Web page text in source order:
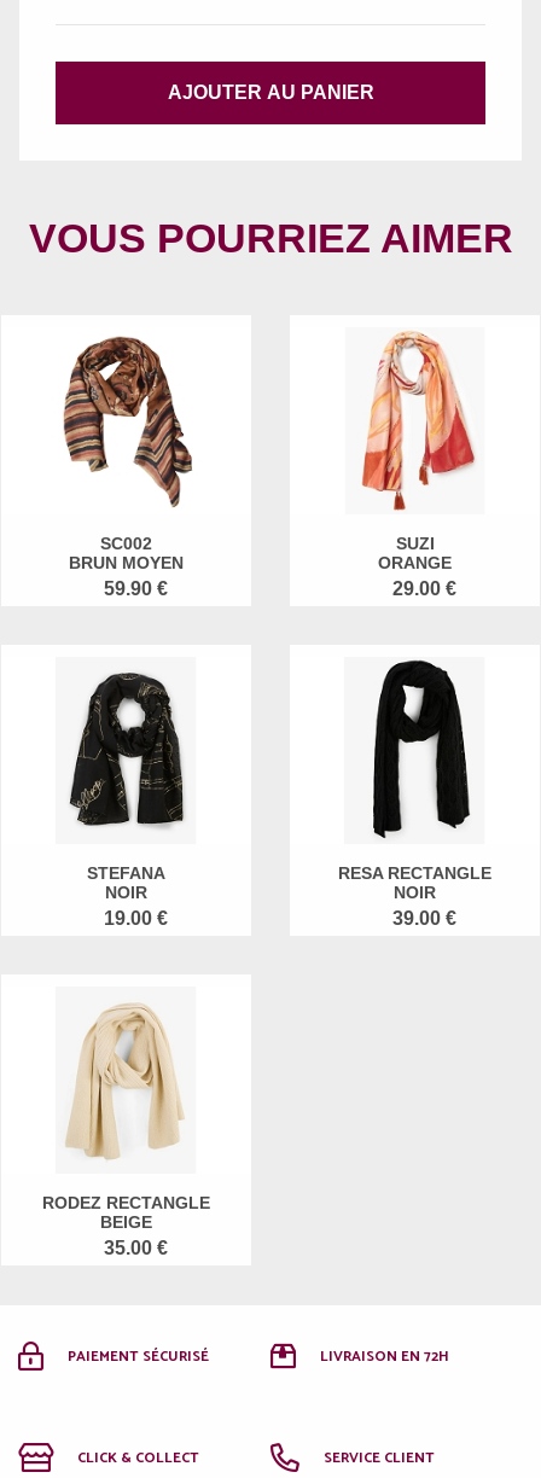
AJOUTER AU PANIER
VOUS POURRIEZ AIMER
SC002
BRUN MOYEN
59.90 €
SUZI
ORANGE
29.00 €
STEFANA
NOIR
19.00 €
RESA RECTANGLE
NOIR
39.00 €
RODEZ RECTANGLE
BEIGE
35.00 €
PAIEMENT SÉCURISÉ LIVRAISON EN 72H
CLICK & COLLECT SERVICE CLIENT